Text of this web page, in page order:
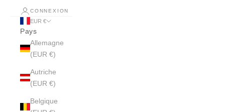
CONNEXION
EUR €
Pays
Allemagne
(EUR €)
Autriche
(EUR €)
Belgique